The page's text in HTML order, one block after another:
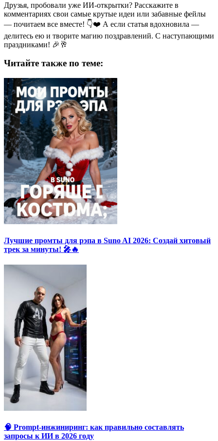
Друзья, пробовали уже ИИ-открытки? Расскажите в
комментариях свои самые крутые идеи или забавные фейлы
— почитаем все вместе! 👇❤️ А если статья вдохновила —
делитесь ею и творите магию поздравлений. С наступающими
праздниками! 🎉🥂
Читайте также по теме:
Лучшие промты для рэпа в Suno AI 2026: Создай хитовый
трек за минуты! 🎤🔥
🧠 Prompt-инжиниринг: как правильно составлять
запросы к ИИ в 2026 году